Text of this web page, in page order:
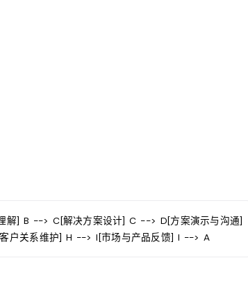
] B --> C[解决方案设计] C --> D[方案演示与沟通]
户关系维护] H --> I[市场与产品反馈] I --> A